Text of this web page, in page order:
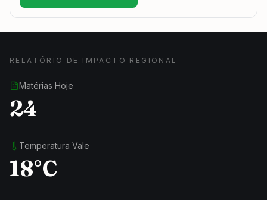
RELATÓRIO DE IMPACTO REGIONAL
Matérias Hoje
24
Temperatura Vale
18°C